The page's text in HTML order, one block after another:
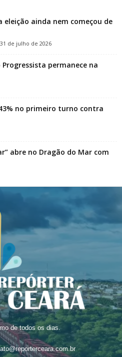
eleição ainda nem começou de
31 de julho de 2026
Progressista permanece na
no primeiro turno contra
abre no Dragão do Mar com
de todos os dias.